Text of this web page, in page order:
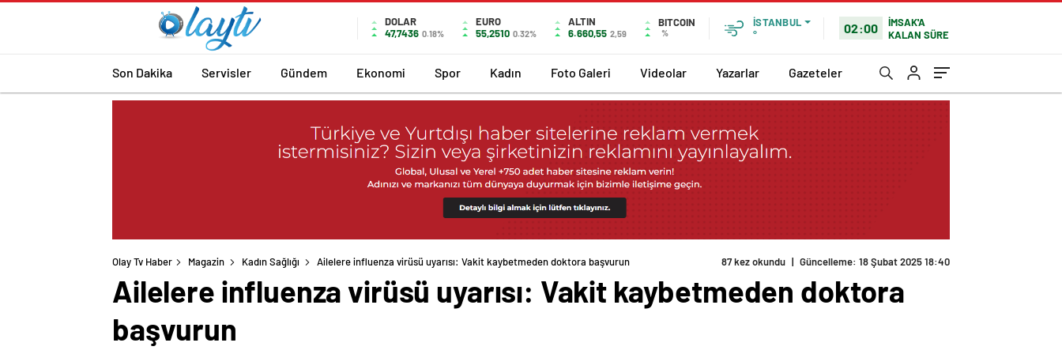
DOLAR
47,7436 0.18%
EURO
55,2510 0.32%
ALTIN
6.660,55 2,59
BITCOIN
%
İSTANBUL
°
02:00
İMSAK'A
KALAN SÜRE
Son Dakika Servisler Gündem Ekonomi Spor Kadın Foto Galeri Videolar Yazarlar Gazeteler
Olay Tv Haber Magazin Kadın Sağlığı Ailelere influenza virüsü uyarısı: Vakit kaybetmeden doktora başvurun
Ailelere influenza virüsü uyarısı: Vakit kaybetmeden doktora
başvurun